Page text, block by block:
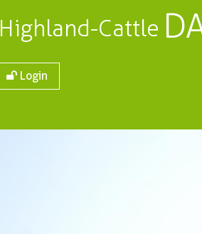
Highland-Cattle
Login